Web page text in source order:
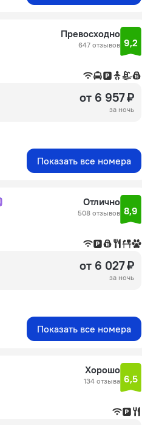
Превосходно
647 отзывов 9,2
от 6 957 ₽
за ночь
Показать все номера
Отлично
508 отзывов 8,9
от 6 027 ₽
за ночь
Показать все номера
Хорошо
134 отзыва 6,5